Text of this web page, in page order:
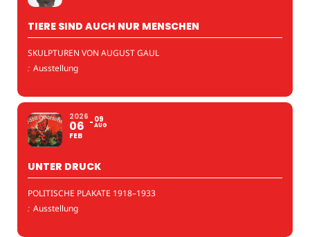
TIERE SIND AUCH NUR MENSCHEN
SKULPTUREN VON AUGUST GAUL
: Ausstellung
2026
06
FEB
09
AUG
UNTER DRUCK
POLITISCHE PLAKATE 1918–1933
: Ausstellung